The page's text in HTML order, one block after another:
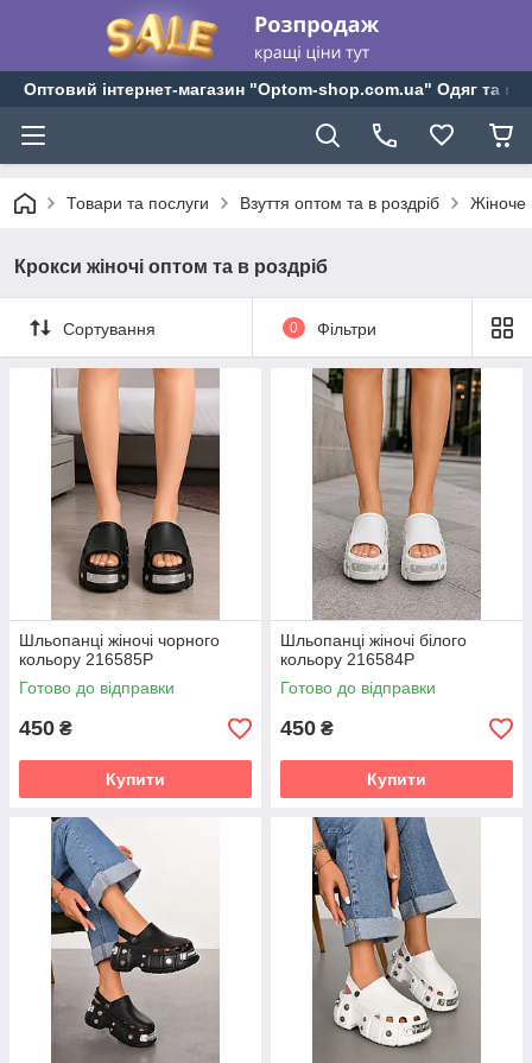
Оптовий інтернет-магазин "Optom-shop.com.ua" Одяг та
Товари та послуги Взуття оптом та в роздріб Жіноче
Крокси жіночі оптом та в роздріб
Сортування 0 Фільтри
Шльопанці жіночі чорного
кольору 216585P
Готово до відправки
450 ₴
Купити
Шльопанці жіночі білого
кольору 216584P
Готово до відправки
450 ₴
Купити